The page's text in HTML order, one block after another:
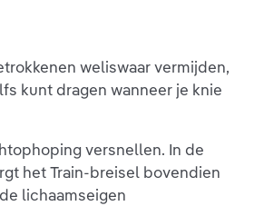
weliswaar vermijden,
kunt dragen wanneer je knie
versnellen. In de
het Train-breisel bovendien
lichaamseigen